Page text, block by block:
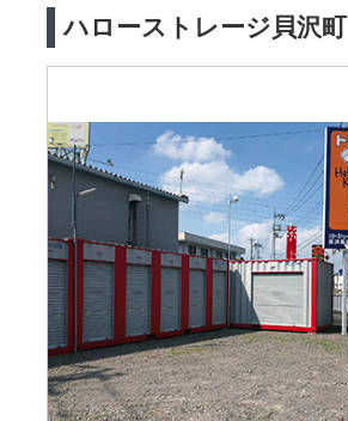
ハローストレージ貝沢町